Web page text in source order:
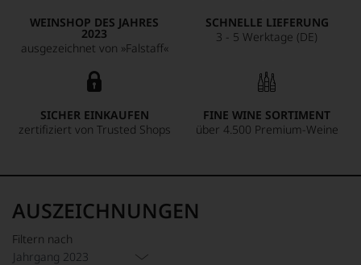
WEINSHOP DES JAHRES
2023
ausgezeichnet von »Falstaff«
SCHNELLE LIEFERUNG
3 - 5 Werktage (DE)
SICHER EINKAUFEN
zertifiziert von Trusted Shops
FINE WINE SORTIMENT
über 4.500 Premium-Weine
AUSZEICHNUNGEN
Filtern nach
Jahrgang 2023